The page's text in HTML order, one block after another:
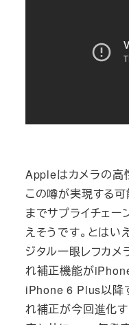
Appleはカメラの高
この噂が実現する
までサプライチェ
えそうです。とはい
ジタル一眼レフカ
れ補正機能が
iPhone 6 Plus以降
れ補正が今回進化